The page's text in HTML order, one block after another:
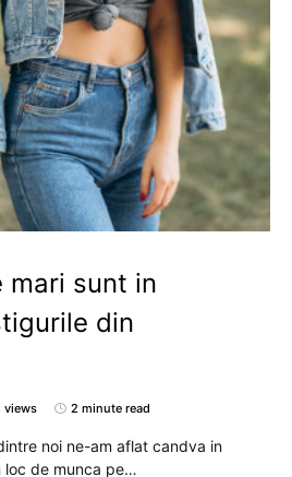
mari sunt in
din
views 2 minute read
noi ne-am aflat candva in
loc de munca pe…